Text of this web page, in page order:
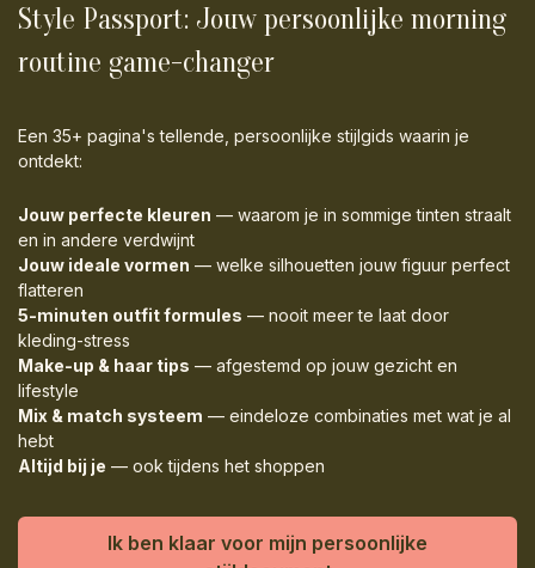
Style Passport: Jouw persoonlijke morning
routine game-changer
Een 35+ pagina's tellende, persoonlijke stijlgids waarin je
ontdekt:
Jouw perfecte kleuren — waarom je in sommige tinten straalt
en in andere verdwijnt
Jouw ideale vormen — welke silhouetten jouw figuur perfect
flatteren
5-minuten outfit formules — nooit meer te laat door
kleding-stress
Make-up & haar tips — afgestemd op jouw gezicht en
lifestyle
Mix & match systeem — eindeloze combinaties met wat je al
hebt
Altijd bij je — ook tijdens het shoppen
Ik ben klaar voor mijn persoonlijke